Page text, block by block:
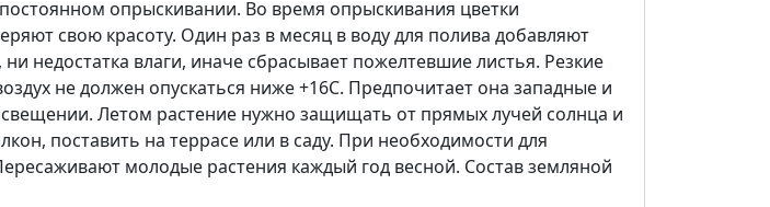
опрыскивании. Во время опрыскивания цветки
свою красоту. Один раз в месяц в воду для полива добавляют
недостатка влаги, иначе сбрасывает пожелтевшие листья. Резкие
не должен опускаться ниже +16С. Предпочитает она западные и
Летом растение нужно защищать от прямых лучей солн­ца и
по­ставить на террасе или в саду. При необходимости для
молодые растения каждый год весной. Состав земляной